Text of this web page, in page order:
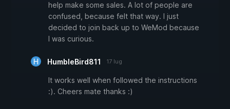
help make some sales. A lot of people are
confused, because felt that way. I just
decided to join back up to WeMod because
I was curious.
HumbleBird811 17 lug
It works well when followed the instructions
:). Cheers mate thanks :)